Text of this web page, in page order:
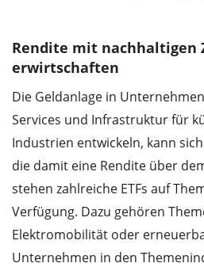
Rendite mit nachhaltigen
erwirtschaften
Die Geldanlage in
Services und Infrastruktur für
Industrien entwickeln, kann
die damit eine Rendite über
stehen zahlreiche ETFs auf
Verfügung. Dazu gehören
Elektromobilität oder
Unternehmen in den